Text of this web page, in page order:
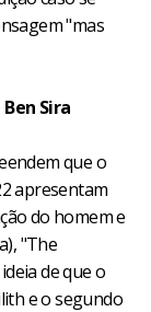
"mas
Sira
que o
apresentam
do homem e
"The
de que o
e o segundo